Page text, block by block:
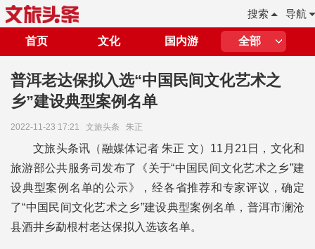
导航
搜索
首页 文化 国内游 全部
普洱老达保拟入选“中国民间文化艺术之
乡”建设典型案例名单
2022-11-23 17:21 文旅头条 朱正
文旅头条讯（融媒体记者 朱正 文）11月21日，文化和
旅游部公共服务司发布了《关于“中国民间文化艺术之乡”建
设典型案例名单的公示》，经各省推荐和专家评议，确定
了“中国民间文化艺术之乡”建设典型案例名单，普洱市澜沧
县酒井乡勐根村老达保拟入选该名单。